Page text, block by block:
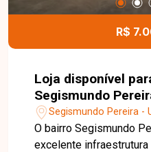
R$
Loja disponível
Segismundo
MG.Segismundo Pereira -
O bairro Segismundo
excelente